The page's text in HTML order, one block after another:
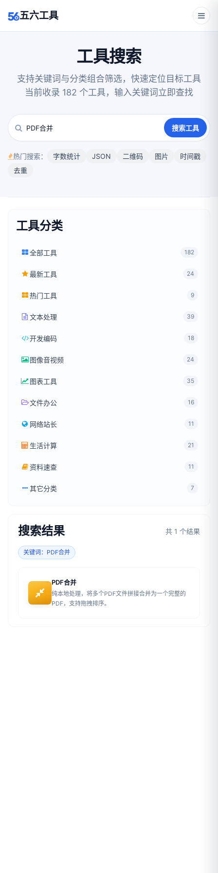
五六工具
工具搜索
支持关键词与分类组合筛选，快速定位目标工具
当前收录 182 个工具，输入关键词立即查找
搜索工具
热门搜索： 字数统计 JSON 二维码 图片
时间戳
去重
工具分类
全部工具 182
最新工具 24
热门工具 9
文本处理 39
开发编码 18
图像音视频 24
图表工具 35
文件办公 16
网络站长 11
生活计算 21
资料速查 11
其它分类 7
搜索结果 共 1 个结果
关键词：PDF合并
PDF合并
纯本地处理，将多个PDF文件拼接合并为一个完整的
PDF，支持拖拽排序。